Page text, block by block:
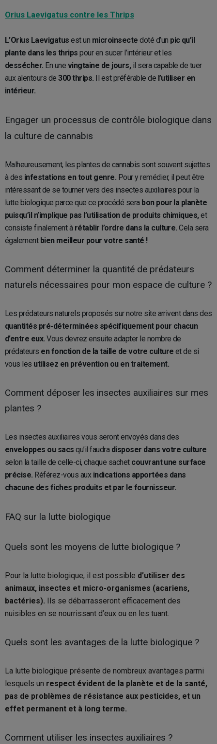
Orius Laevigatus contre les Thrips
L’Orius Laevigatus est un microinsecte doté d’un pic qu’il
plante dans les thrips pour en sucer l’intérieur et les
dessécher. En une vingtaine de jours,il sera capable de tuer
aux alentours de 300 thrips. Il est préférable de l’utiliser en
intérieur.
Engager un processus de contrôle biologique dans
la culture de cannabis
Malheureusement, les plantes de cannabis sont souvent sujettes
à des infestations en tout genre. Pour y remédier, il peut être
intéressant de se tourner vers des insectes auxiliaires pour la
lutte biologique parce que ce procédé serabon pour la planète
puisqu’il n’implique pas l’utilisation de produits chimiques,et
consiste finalement à rétablir l’ordre dans la culture. Cela sera
égalementbien meilleur pour votre santé !
Comment déterminer la quantité de prédateurs
naturels nécessaires pour mon espace de culture ?
Les prédateurs naturels proposés sur notre site arrivent dans des
quantités pré-déterminées spécifiquement pour chacun
d’entre eux. Vous devrez ensuite adapter le nombre de
prédateurs en fonction de la taille de votre culture et de si
vous les utilisez en prévention ou en traitement.
Comment déposer les insectes auxiliaires sur mes
plantes ?
Les insectes auxiliaires vous seront envoyés dans des
enveloppes ou sacs qu’il faudra disposer dans votre culture
selon la taille de celle-ci, chaque sachetcouvrant une surface
précise. Référez-vous aux indications apportées dans
chacune des fiches produits et par le fournisseur.
FAQ sur la lutte biologique
Quels sont les moyens de lutte biologique ?
Pour la lutte biologique, il est possible d’utiliser des
animaux, insectes et micro-organismes (acariens,
bactéries). Ils se débarrasseront efficacement des
nuisibles en se nourrissant d’eux ou en les tuant.
Quels sont les avantages de la lutte biologique ?
La lutte biologique présente de nombreux avantages parmi
lesquels un respect évident de la planète et de la santé,
pas de problèmes de résistance aux pesticides, et un
effet permanent et à long terme.
Comment utiliser les insectes auxiliaires ?